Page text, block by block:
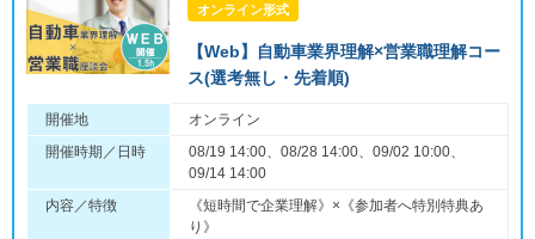
オンライン形式
【Web】自動車業界理解×営業職理解コー
ス(選考無し・先着順)
開催地
オンライン
開催時期／日時
08/19 14:00、08/28 14:00、09/02 10:00、
09/14 14:00
内容／特徴
《短時間で企業理解》×《参加者へ特別特典あ
り》